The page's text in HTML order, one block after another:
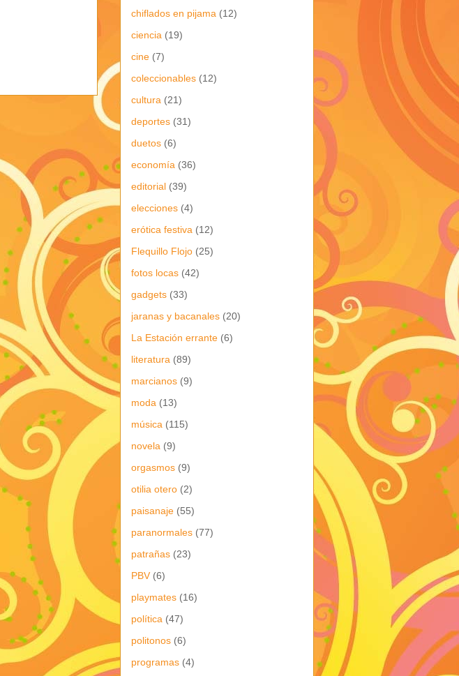
chiflados en pijama (12)
ciencia (19)
cine (7)
coleccionables (12)
cultura (21)
deportes (31)
duetos (6)
economía (36)
editorial (39)
elecciones (4)
erótica festiva (12)
Flequillo Flojo (25)
fotos locas (42)
gadgets (33)
jaranas y bacanales (20)
La Estación errante (6)
literatura (89)
marcianos (9)
moda (13)
música (115)
novela (9)
orgasmos (9)
otilia otero (2)
paisanaje (55)
paranormales (77)
patrañas (23)
PBV (6)
playmates (16)
política (47)
politonos (6)
programas (4)